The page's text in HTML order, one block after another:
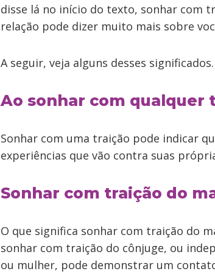
disse lá no início do texto, sonhar com
relação pode dizer muito mais sobre
A seguir, veja alguns desses significados.
Ao sonhar com qualquer
Sonhar com uma traição pode indicar
experiências que vão contra suas
Sonhar com traição do
O que significa sonhar com traição do
sonhar com traição do cônjuge, ou
ou mulher, pode demonstrar um